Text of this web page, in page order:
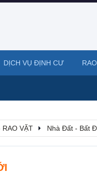
RAO VẶT Nhà Đất - Bất
DỊCH VỤ ĐỊNH CƯ